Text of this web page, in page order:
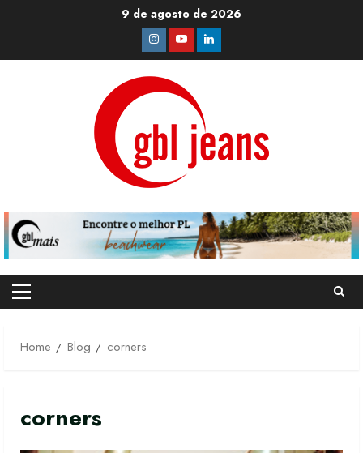
9 de agosto de 2026
Instagram
YoutubeLinkedin
Primary
Home
Blog corners
corners